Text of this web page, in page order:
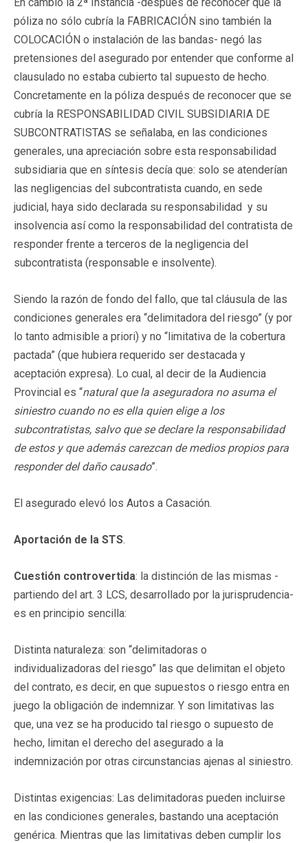
póliza no sólo cubría la FABRICACIÓN sino también la
COLOCACIÓN o instalación de las bandas- negó las
pretensiones del asegurado por entender que conforme al
clausulado no estaba cubierto tal supuesto de hecho.
Concretamente en la póliza después de reconocer que se
cubría la RESPONSABILIDAD CIVIL SUBSIDIARIA DE
SUBCONTRATISTAS se señalaba, en las condiciones
generales, una apreciación sobre esta responsabilidad
subsidiaria que en síntesis decía que: solo se atenderían
las negligencias del subcontratista cuando, en sede
judicial, haya sido declarada su responsabilidad y su
insolvencia así como la responsabilidad del contratista de
responder frente a terceros de la negligencia del
subcontratista (responsable e insolvente).
Siendo la razón de fondo del fallo, que tal cláusula de las
condiciones generales era “delimitadora del riesgo” (y por
lo tanto admisible a priori) y no “limitativa de la cobertura
pactada” (que hubiera requerido ser destacada y
aceptación expresa). Lo cual, al decir de la Audiencia
Provincial es “natural que la aseguradora no asuma el
siniestro cuando no es ella quien elige a los
subcontratistas, salvo que se declare la responsabilidad
de estos y que además carezcan de medios propios para
responder del daño causado”.
El asegurado elevó los Autos a Casación.
Aportación de la STS.
Cuestión controvertida: la distinción de las mismas -
partiendo del art. 3 LCS, desarrollado por la jurisprudencia-
es en principio sencilla:
Distinta naturaleza: son “delimitadoras o
individualizadoras del riesgo” las que delimitan el objeto
del contrato, es decir, en que supuestos o riesgo entra en
juego la obligación de indemnizar. Y son limitativas las
que, una vez se ha producido tal riesgo o supuesto de
hecho, limitan el derecho del asegurado a la
indemnización por otras circunstancias ajenas al siniestro.
Distintas exigencias: Las delimitadoras pueden incluirse
en las condiciones generales, bastando una aceptación
genérica. Mientras que las limitativas deben cumplir los